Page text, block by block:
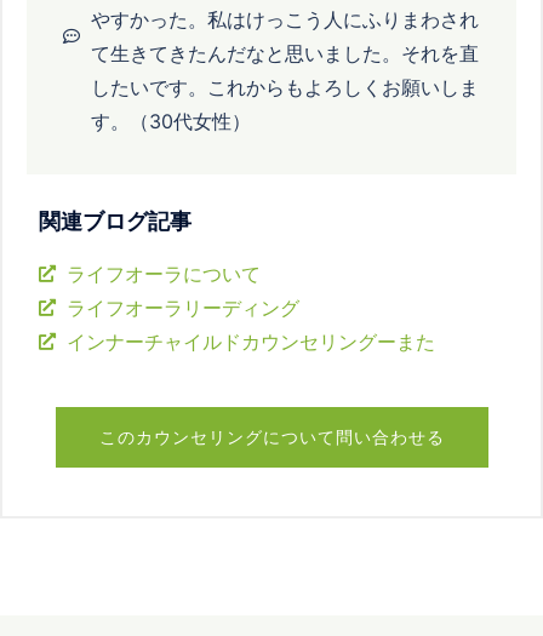
やすかった。私はけっこう人にふりまわされ
て生きてきたんだなと思いました。それを直
したいです。これからもよろしくお願いしま
す。（30代女性）
関連ブログ記事
ライフオーラについて
ライフオーラリーディング
インナーチャイルドカウンセリングーまた
このカウンセリングについて問い合わせる